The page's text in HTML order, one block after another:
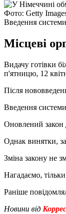
Фото: Getty
Введення
Місцеві
Видачу готівки
п'ятницю, 12
Після
Введення
Оновлений закон
Однак винятки,
Зміна закону не
Нагадаємо,
Раніше
Новини від